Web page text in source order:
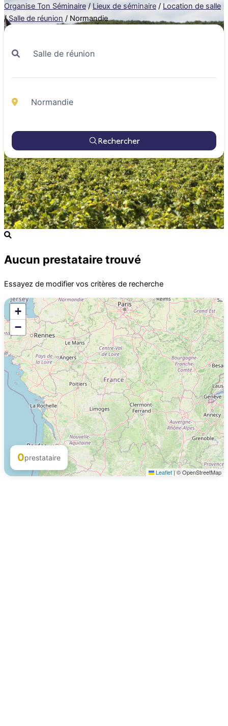
Organise Ton Séminaire / Lieux de séminaire / Location de salle
/ Salle de réunion / Normandie
Rechercher
Aucun prestataire trouvé
Essayez de modifier vos critères de recherche
+
−
Leaflet|© OpenStreetMap
0prestataire